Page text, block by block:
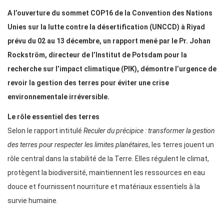
A l’ouverture du sommet COP16 de la Convention des Nations
Unies sur la lutte contre la désertification (UNCCD) à Riyad
prévu du 02 au 13 décembre, un rapport mené par le Pr. Johan
Rockström, directeur de l’Institut de Potsdam pour la
recherche sur l’impact climatique (PIK), démontre l’urgence de
revoir la gestion des terres pour éviter une crise
environnementale irréversible.
Le rôle essentiel des terres
Selon le rapport intitulé Reculer du précipice : transformer la gestion
des terres pour respecter les limites planétaires, les terres jouent un
rôle central dans la stabilité de la Terre. Elles régulent le climat,
protègent la biodiversité, maintiennent les ressources en eau
douce et fournissent nourriture et matériaux essentiels à la
survie humaine.